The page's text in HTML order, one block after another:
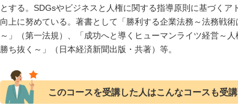
とする。SDGsやビジネスと人権に関する指導原則に基づくア
向上に努めている。著書として「勝利する企業法務～法務戦術
～」（第一法規）、「成功へと導くヒューマンライツ経営～
勝ち抜く～」（日本経済新聞出版・共著）等。
このコースを受講した人はこんなコースも受